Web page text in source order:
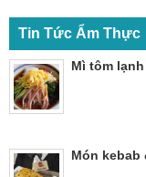
Tin Tức Ẩm Thực
Mì tôm
Món kebab